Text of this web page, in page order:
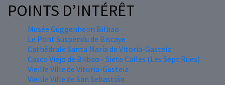
POINTS D’INTÉRÊT
Musée Guggenheim Bilbao
Le Pont Suspendu de Biscaye
Cathédrale Santa María de Vitoria-Gasteiz
Casco Viejo de Bilbao - Siete Calles (Les Sept Rues)
Vieille Ville de Vitoria-Gasteiz
Vieille Ville de San Sebastián